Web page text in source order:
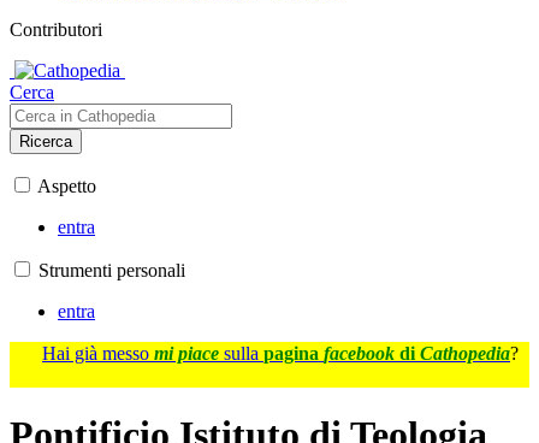
Contributori
Cerca
Ricerca
Aspetto
entra
Strumenti personali
entra
Hai già messo mi piace sulla pagina facebook di Cathopedia?